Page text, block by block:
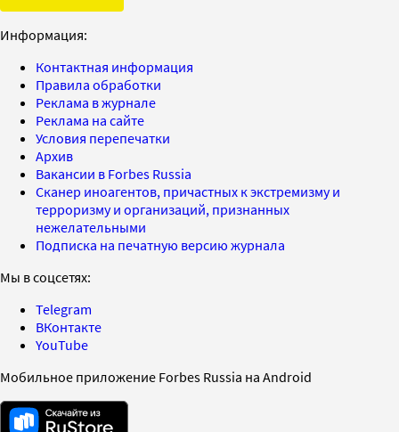
Информация:
Контактная информация
Правила обработки
Реклама в журнале
Реклама на сайте
Условия перепечатки
Архив
Вакансии в Forbes Russia
Сканер иноагентов, причастных к экстремизму и
терроризму и организаций, признанных
нежелательными
Подписка на печатную версию журнала
Мы в соцсетях:
Telegram
ВКонтакте
YouTube
Мобильное приложение Forbes Russia на Android